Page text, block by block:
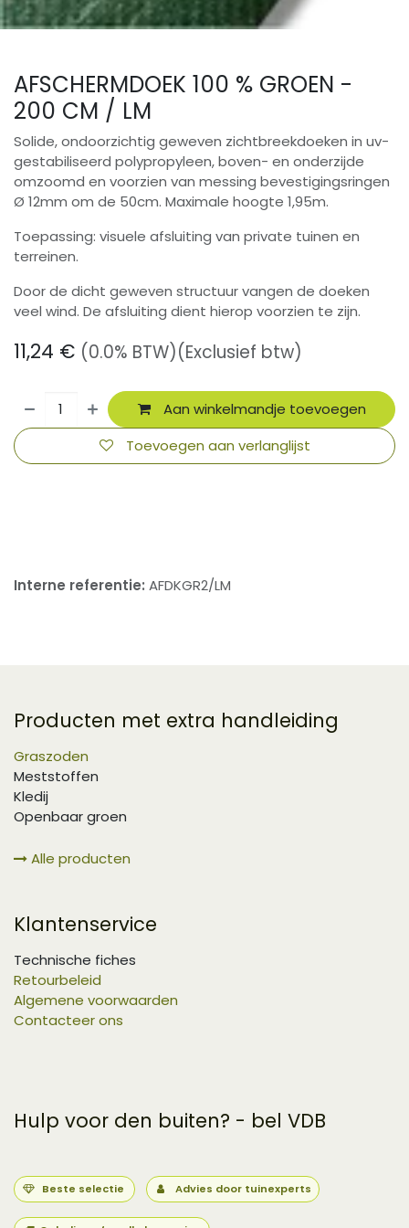
AFSCHERMDOEK 100 % GROEN -
200 CM / LM
Solide, ondoorzichtig geweven zichtbreekdoeken in uv-
gestabiliseerd polypropyleen, boven- en onderzijde
omzoomd en voorzien van messing bevestigingsringen
Ø 12mm om de 50cm. Maximale hoogte 1,95m.
Toepassing: visuele afsluiting van private tuinen en
terreinen.
Door de dicht geweven structuur vangen de doeken
veel wind. De afsluiting dient hierop voorzien te zijn.
11,24 € (0.0% BTW)(Exclusief btw)
Aan winkelmandje toevoegen
Toevoegen aan verlanglijst
Interne referentie: AFDKGR2/LM
Producten met extra handleiding
Graszoden
Meststoffen
Kledij
Openbaar groen
Alle producten
Klantenservice
Technische fiches
Retourbeleid
Algemene voorwaarden
Contacteer ons
Hulp voor den buiten? - bel VDB
Beste selectie Advies door tuinexperts